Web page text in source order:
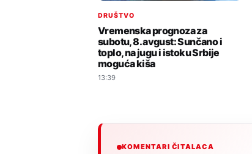
DRUŠTVO
Vremenska prognoza za
subotu, 8. avgust: Sunčano i
toplo, na jugu i istoku Srbije
moguća kiša
13:39
KOMENTARI ČITALACA